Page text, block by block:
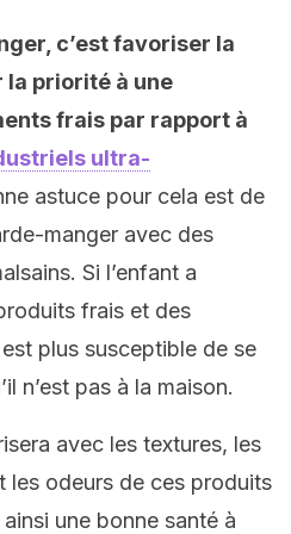
c’est favoriser la
la priorité à une
frais par rapport à
ultra-
astuce pour cela est de
manger avec des
Si l’enfant a
frais et des
plus susceptible de se
n’est pas à la maison.
avec les textures, les
les odeurs de ces produits
une bonne santé à